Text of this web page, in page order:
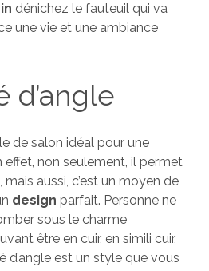
dénichez le fauteuil qui va
une vie et une ambiance
d’angle
de salon idéal pour une
effet, non seulement, il permet
mais aussi, c’est un moyen de
design parfait. Personne ne
sous le charme
être en cuir, en simili cuir,
d’angle est un style que vous